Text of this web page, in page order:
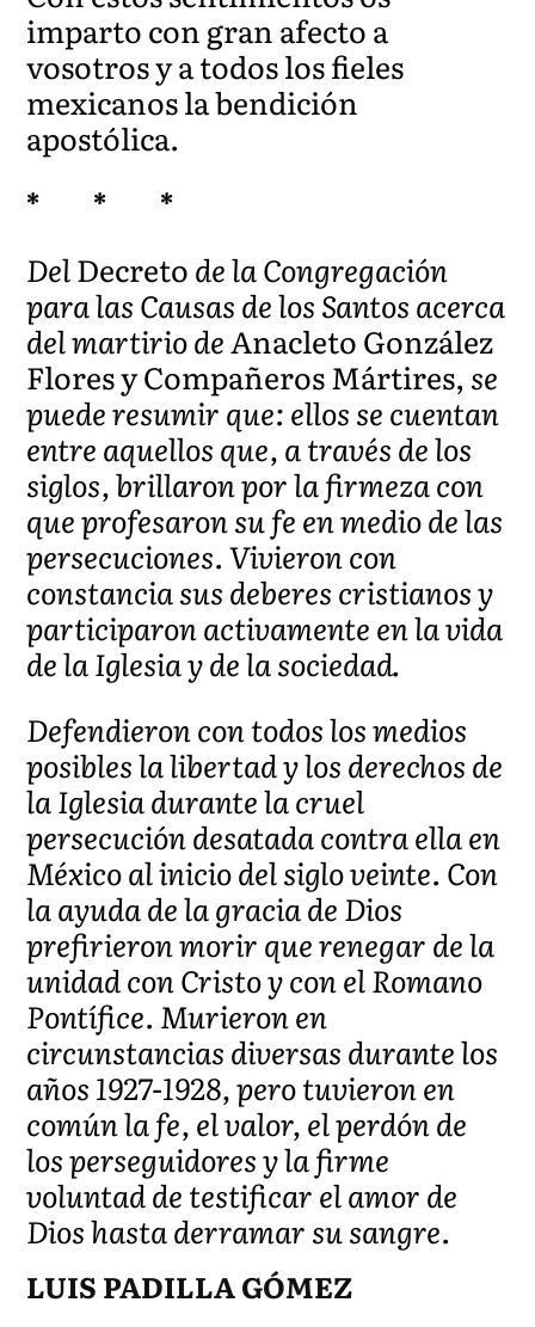
imparto con gran afecto a
vosotros y a todos los fieles
mexicanos la bendición
apostólica.
* * *
DelDecretodelaCongregación
paralasCausasdelosSantosacerca
del martirio deAnacleto González
Flores y Compañeros Mártires, se
puede resumir que: ellos se cuentan
entre aquellos que, a través de los
siglos,brillaron por la firmeza con
que profesaron su fe en mediodelas
persecuciones.Vivieroncon
constanciasusdeberescristianos y
participaron activamente en la vida
de la Iglesia y de la sociedad.
Defendieron con todos los medios
posibles la libertad y los derechos de
la Iglesia durante la cruel
persecución desatada contra ella en
México al inicio del siglo veinte. Con
la ayuda de la gracia de Dios
prefirieron morir que renegar de la
unidad con Cristo y con el Romano
Pontífice. Murieron en
circunstancias diversas durantelos
años 1927-1928, pero tuvieron en
común la fe, el valor, el perdón de
los perseguidores y la firme
voluntad de testificar el amor de
Dios hasta derramar su sangre.
LUIS PADILLA GÓMEZ